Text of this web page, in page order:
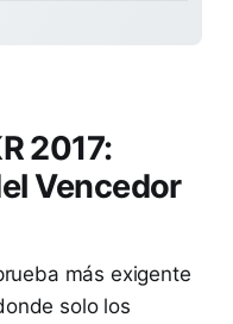
2017:
Vencedor
más exigente
solo los